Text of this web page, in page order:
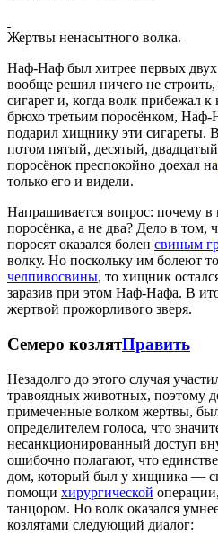
Жертвы ненасытного волка.
Наф-Наф был хитрее первых двух
вообще решил ничего не
сигарет и, когда волк прибежал
брюхо третьим поросёнком, Наф-
подарил хищнику эти сигареты.
потом пятый, десятый,
поросёнок преспокойно доехал на
только его и видели.
Напрашивается вопрос: почему в
поросёнка, а не два? Дело в том,
поросят оказался болен свиным
волку. Но поскольку им болеют
челпивосвины, то хищник
заразив при этом Наф-Нафа. В
жертвой прожорливого зверя.
Семеро козлятПравить
Незадолго до этого случая
травоядных животных, поэтому
примеченные волком жертвы,
определителем голоса, что
несанкционированный доступ
ошибочно полагают, что
дом, который был у хищника —
помощи хирургической
танцором. Но волк оказался
козлятами следующий диалог: